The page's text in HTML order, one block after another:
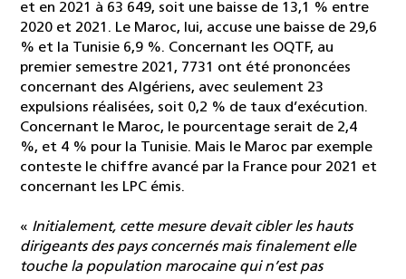
et en 2021 à 63 649, soit une baisse de 13,1 % entre
2020 et 2021. Le Maroc, lui, accuse une baisse de 29,6
% et la Tunisie 6,9 %. Concernant les OQTF, au
premier semestre 2021, 7731 ont été prononcées
concernant des Algériens, avec seulement 23
expulsions réalisées, soit 0,2 % de taux d’exécution.
Concernant le Maroc, le pourcentage serait de 2,4
%, et 4 % pour la Tunisie. Mais le Maroc par exemple
conteste le chiffre avancé par la France pour 2021 et
concernant les LPC émis.
« Initialement, cette mesure devait cibler les hauts
dirigeants des pays concernés mais finalement elle
touche la population marocaine qui n’est pas